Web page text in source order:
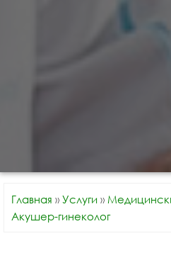
Главная » Услуги »
Акушер-гинеколог